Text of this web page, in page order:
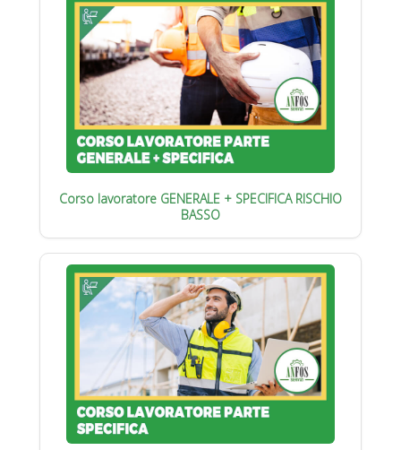
Corso lavoratore GENERALE + SPECIFICA RISCHIO
BASSO